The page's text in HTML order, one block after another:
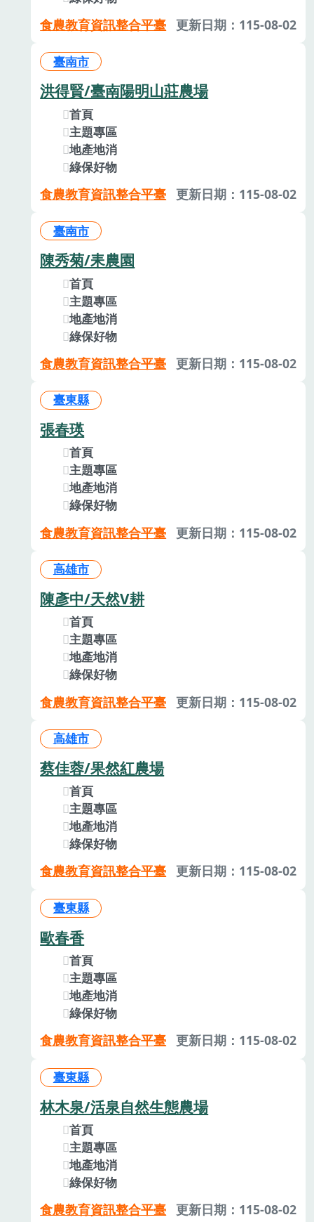
食農教育資訊整合平臺 更新日期：115-08-02
臺南市
洪得賢/臺南陽明山莊農場
首頁
主題專區
地產地消
綠保好物
食農教育資訊整合平臺 更新日期：115-08-02
臺南市
陳秀菊/耒農園
首頁
主題專區
地產地消
綠保好物
食農教育資訊整合平臺 更新日期：115-08-02
臺東縣
張春瑛
首頁
主題專區
地產地消
綠保好物
食農教育資訊整合平臺 更新日期：115-08-02
高雄市
陳彥中/天然V耕
首頁
主題專區
地產地消
綠保好物
食農教育資訊整合平臺 更新日期：115-08-02
高雄市
蔡佳蓉/果然紅農場
首頁
主題專區
地產地消
綠保好物
食農教育資訊整合平臺 更新日期：115-08-02
臺東縣
歐春香
首頁
主題專區
地產地消
綠保好物
食農教育資訊整合平臺 更新日期：115-08-02
臺東縣
林木泉/活泉自然生態農場
首頁
主題專區
地產地消
綠保好物
食農教育資訊整合平臺 更新日期：115-08-02